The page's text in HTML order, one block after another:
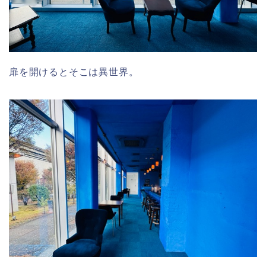
扉を開けるとそこは異世界。